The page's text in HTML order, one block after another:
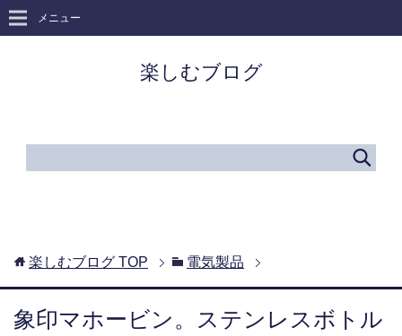
楽しむブログ
メニュー
楽しむブログ TOP 電気製品
象印マホービン。ステンレスボトル